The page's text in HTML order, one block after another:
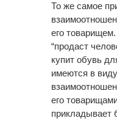
То же самое
его
“продаст
купит обувь
имеются в
его
прикладывает